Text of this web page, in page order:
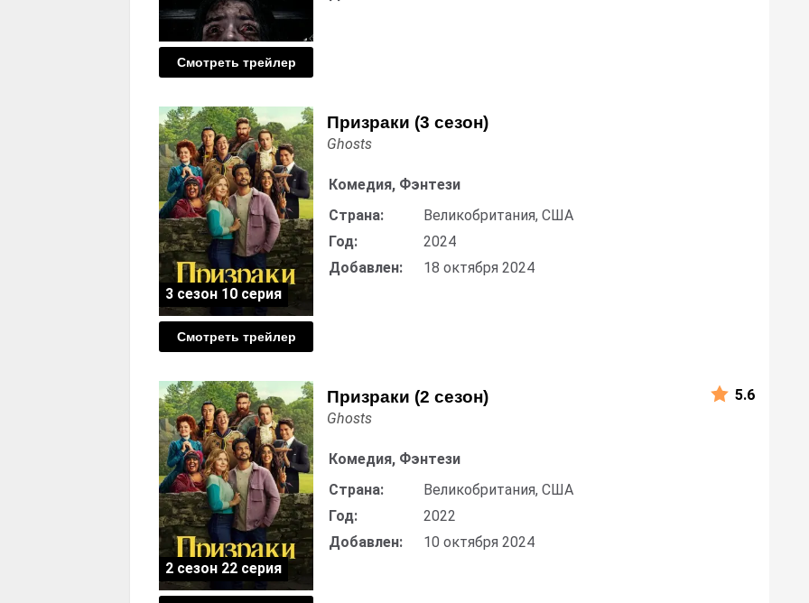
Смотреть трейлер
Призраки (3 сезон)
Смотреть трейлер
Ghosts
Комедия, Фэнтези
Страна:
Великобритания, США
Год:
2024
Добавлен:
18 октября 2024
3 сезон 10 серия
Призраки (2 сезон)
Ghosts
Комедия, Фэнтези
Страна:
Великобритания, США
Год:
2022
Добавлен:
10 октября 2024
2 сезон 22 серия
5.6